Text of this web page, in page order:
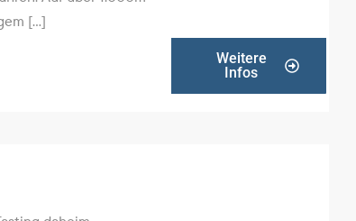
[...]
Weitere
Infos